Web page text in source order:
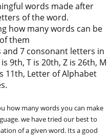
words made after
of the word.
how many words can be
them
7 consonant letters in
9th, T is 20th, Z is 26th, M
11th, Letter of Alphabet
how many words you can make
we have tried our best to
of a given word. Its a good